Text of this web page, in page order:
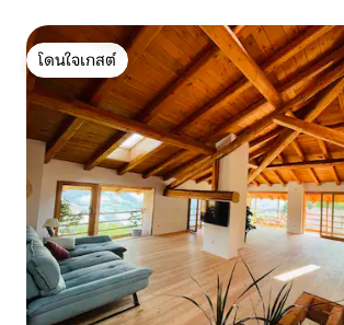
โดนใจเกสต์
โดนใจเกสต์